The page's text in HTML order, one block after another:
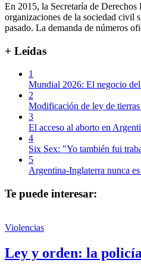
En 2015, la Secretaría de
organizaciones de la sociedad civil
pasado. La demanda de números
+ Leídas
1
Mundial 2026: El negocio
2
Modificación de ley de
3
El acceso al aborto en
4
Six Sex: "Yo también fui
5
Argentina-Inglaterra nunca
Te puede interesar:
Violencias
Ley y orden: la